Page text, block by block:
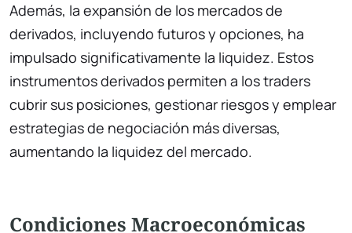
Además, la expansión de los mercados de
derivados, incluyendo futuros y opciones, ha
impulsado significativamente la liquidez. Estos
instrumentos derivados permiten a los traders
cubrir sus posiciones, gestionar riesgos y emplear
estrategias de negociación más diversas,
aumentando la liquidez del mercado.
Condiciones Macroeconómicas